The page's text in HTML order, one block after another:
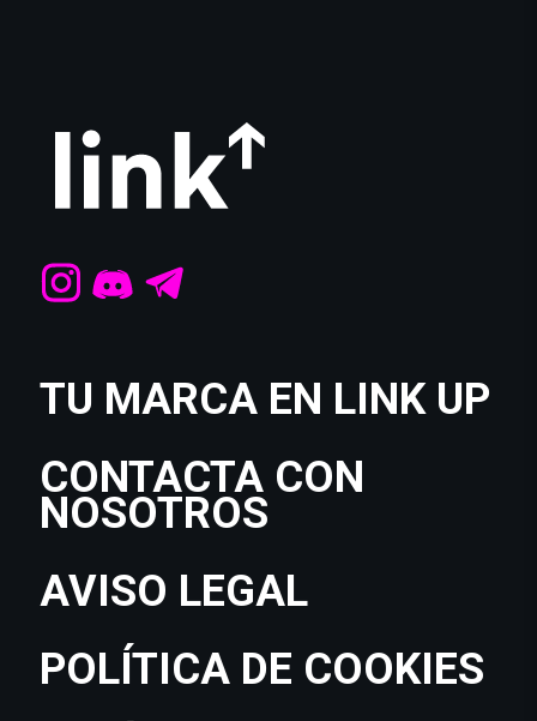
TU MARCA EN LINK UP
CONTACTA CON
NOSOTROS
AVISO LEGAL
POLÍTICA DE COOKIES